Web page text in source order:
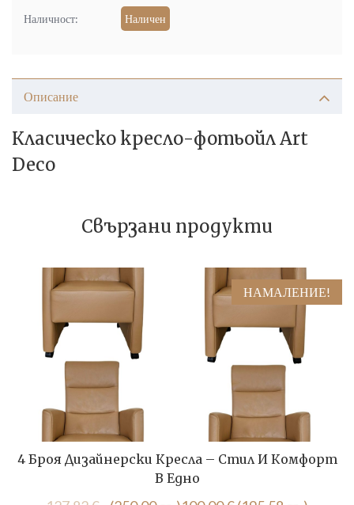
Наличност: Наличен
Описание
Класическо кресло-фотьойл Art
Deco
Свързани продукти
НАМАЛЕНИЕ!
4 Броя Дизайнерски Кресла – Стил И Комфорт
В Едно